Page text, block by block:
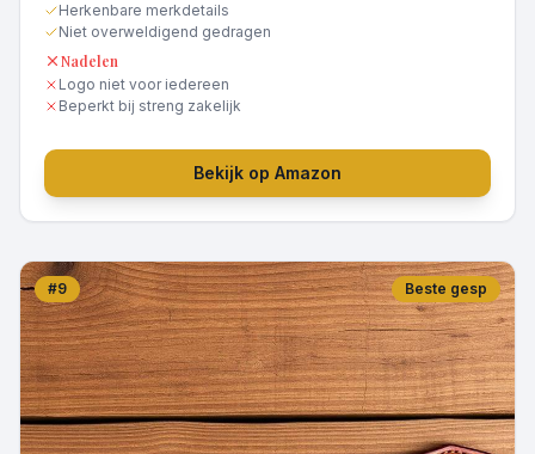
Herkenbare merkdetails
Niet overweldigend gedragen
Nadelen
Logo niet voor iedereen
Beperkt bij streng zakelijk
Bekijk op Amazon
#9 Beste gesp